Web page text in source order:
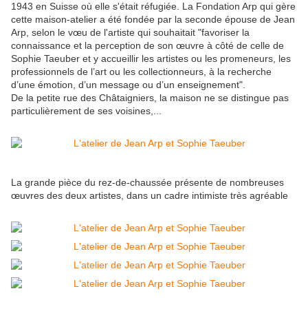
1943 en Suisse où elle s'était réfugiée. La Fondation Arp qui gère
cette maison-atelier a été fondée par la seconde épouse de Jean
Arp, selon le vœu de l'artiste qui souhaitait "favoriser la
connaissance et la perception de son œuvre à côté de celle de
Sophie Taeuber et y accueillir les artistes ou les promeneurs, les
professionnels de l’art ou les collectionneurs, à la recherche
d’une émotion, d’un message ou d’un enseignement".
De la petite rue des Châtaigniers, la maison ne se distingue pas
particulièrement de ses voisines,...
La grande pièce du rez-de-chaussée présente de nombreuses
œuvres des deux artistes, dans un cadre intimiste très agréable